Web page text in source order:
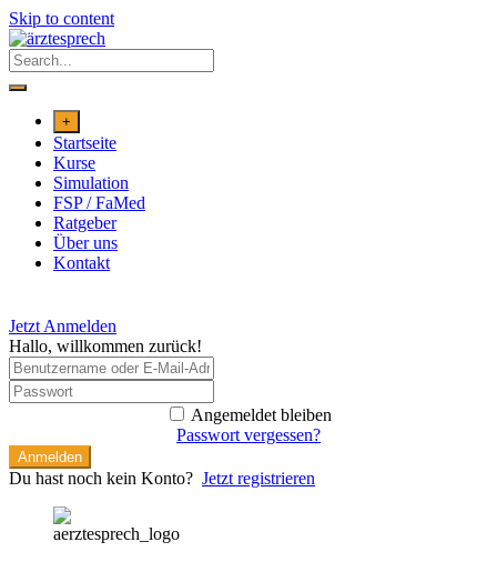
Skip to content
+
Startseite
Kurse
Simulation
FSP / FaMed
Ratgeber
Über uns
Kontakt
Jetzt Anmelden
Hallo, willkommen zurück!
Angemeldet bleiben
Passwort vergessen?
Anmelden
Du hast noch kein Konto? Jetzt registrieren